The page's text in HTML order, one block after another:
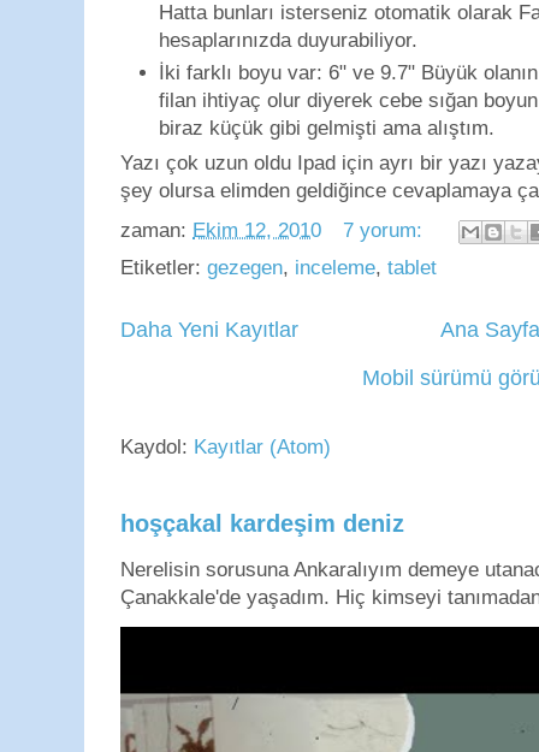
Hatta bunları isterseniz otomatik olarak
hesaplarınızda duyurabiliyor.
İki farklı boyu var: 6" ve 9.7" Büyük
filan ihtiyaç olur diyerek cebe sığan
biraz küçük gibi gelmişti ama alıştım.
Yazı çok uzun oldu Ipad için ayrı bir yazı
şey olursa elimden geldiğince cevaplamaya
zaman: Ekim 12, 2010
7 yorum:
Etiketler: gezegen, inceleme, tablet
Daha Yeni Kayıtlar
Ana
Mobil sürümü
Kaydol: Kayıtlar (Atom)
hoşçakal kardeşim deniz
Nerelisin sorusuna Ankaralıyım demeye
Çanakkale'de yaşadım. Hiç kimseyi